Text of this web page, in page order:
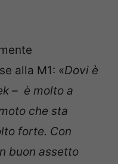
alla M1: «Dovi è
– è molto a
che sta
forte. Con
buon assetto